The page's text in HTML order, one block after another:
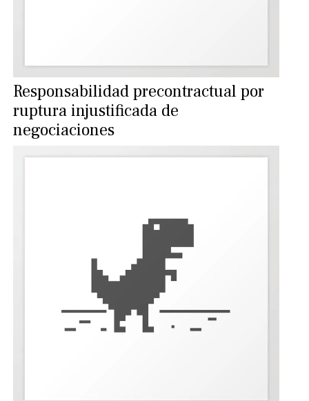
Responsabilidad precontractual por
ruptura injustificada de
negociaciones